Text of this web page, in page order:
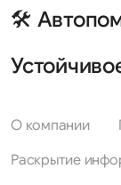
🛠
О компании
Раскрытие